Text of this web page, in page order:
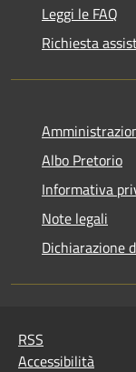
Leggi le FAQ
Richiesta
Albo Pretorio
Informativa
Note legali
Dichiarazione
RSS
Accessibilità